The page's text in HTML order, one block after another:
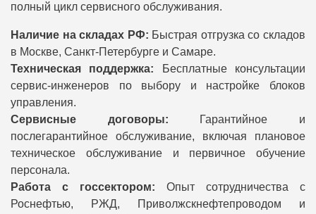
полный цикл сервисного обслуживания.
Наличие на складах РФ: Быстрая отгрузка со складов
в Москве, Санкт-Петербурге и Самаре.
Техническая поддержка: Бесплатные консультации
сервис-инженеров по выбору и настройке блоков
управления.
Сервисные договоры: Гарантийное и
послегарантийное обслуживание, включая плановое
техническое обслуживание и первичное обучение
персонала.
Работа с госсектором: Опыт сотрудничества с
Роснефтью, РЖД, Приволжскнефтепроводом и